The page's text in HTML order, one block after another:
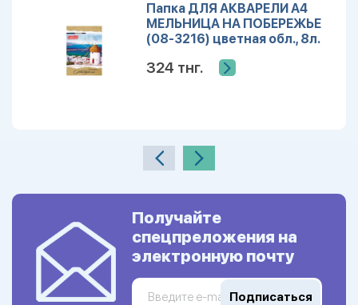
Папка ДЛЯ АКВАРЕЛИ А4
МЕЛЬНИЦА НА ПОБЕРЕЖЬЕ
(08-3216) цветная обл., 8л.
324 тнг.
Получайте
спецпреложения на
электронную почту
Подписаться